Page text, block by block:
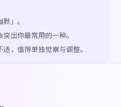
」。
出你最常用的一种。
，值得单独觉察与调整。